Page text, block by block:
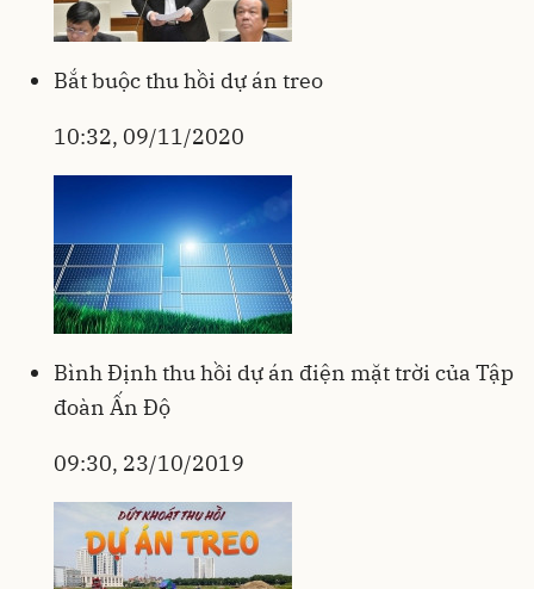
Bắt buộc thu hồi dự án treo
10:32, 09/11/2020
Bình Định thu hồi dự án điện mặt trời của Tập
đoàn Ấn Độ
09:30, 23/10/2019